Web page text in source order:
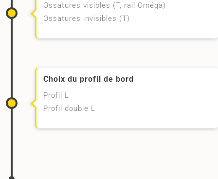
Ossatures visibles (T, rail Oméga)
Ossatures invisibles (T)
Choix du profil de bord
Profil L
Profil double L